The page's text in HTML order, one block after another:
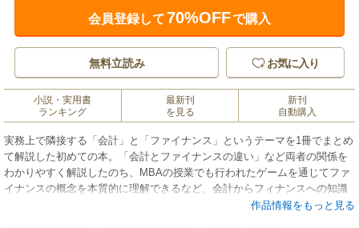
会員登録して70%OFFで購入
無料立読み お気に入り
小説・実用書
ランキング
最新刊
を見る
新刊
自動購入
実務上で隣接する「会計」と「ファイナンス」というテーマを1冊でまとめ
て解説した初めての本。「会計とファイナンスの違い」など両者の関係を
わかりやすく解説したのち、MBAの授業でも行われたゲームを通じてファ
イナンスの概念を本質的に理解できるなど、会計からフィナンスへの知識
作品情報をもっと見る